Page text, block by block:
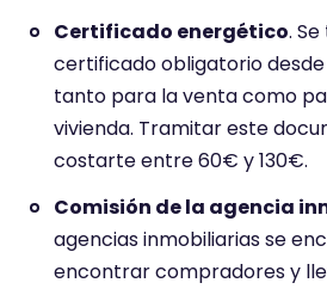
Certificado energético.
certificado obligatorio desde
tanto para la venta como
vivienda. Tramitar este
costarte entre 60€ y 130€.
Comisión de la agencia
agencias inmobiliarias se
encontrar compradores y